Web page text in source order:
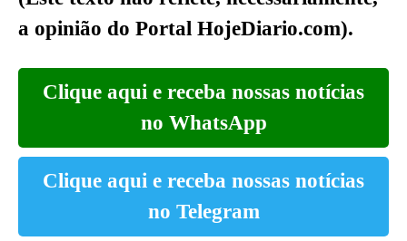
a opinião do Portal HojeDiario.com).
Clique aqui e receba nossas notícias
no WhatsApp
Clique aqui e receba nossas notícias
no Telegram